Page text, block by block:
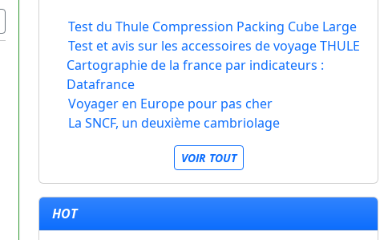
Test du Thule Compression Packing Cube Large
Test et avis sur les accessoires de voyage THULE
Cartographie de la france par indicateurs :
Datafrance
Voyager en Europe pour pas cher
La SNCF, un deuxième cambriolage
VOIR TOUT
HOT